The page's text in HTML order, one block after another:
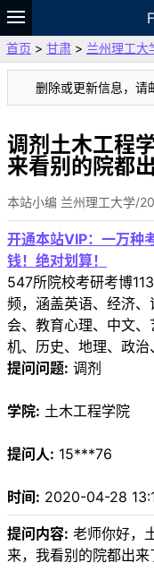
题库
故事 专
VIP
资料
首页 > 甘肃 > 兰州理工大
删除或更新信息，
调剂土木工程
来看别的院都
本站小编 兰州理工大学/
开通本站VIP：一万种
钱！绝对划算！
547所院校考研考博
频，涵盖英语、经济
会、教育心理、中文
机、历史、地理、政治
提问问题: 调剂
学院: 土木工程学院
提问人: 15***76
时间: 2020-04-28
提问内容: 老师你好，
来，我看别的院都出来